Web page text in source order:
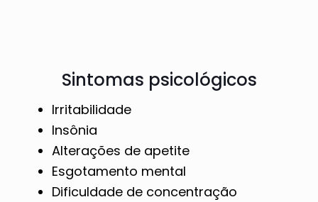
Sintomas psicológicos
Irritabilidade
Insônia
Alterações de apetite
Esgotamento mental
Dificuldade de concentração